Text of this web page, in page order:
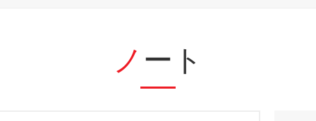
ノート